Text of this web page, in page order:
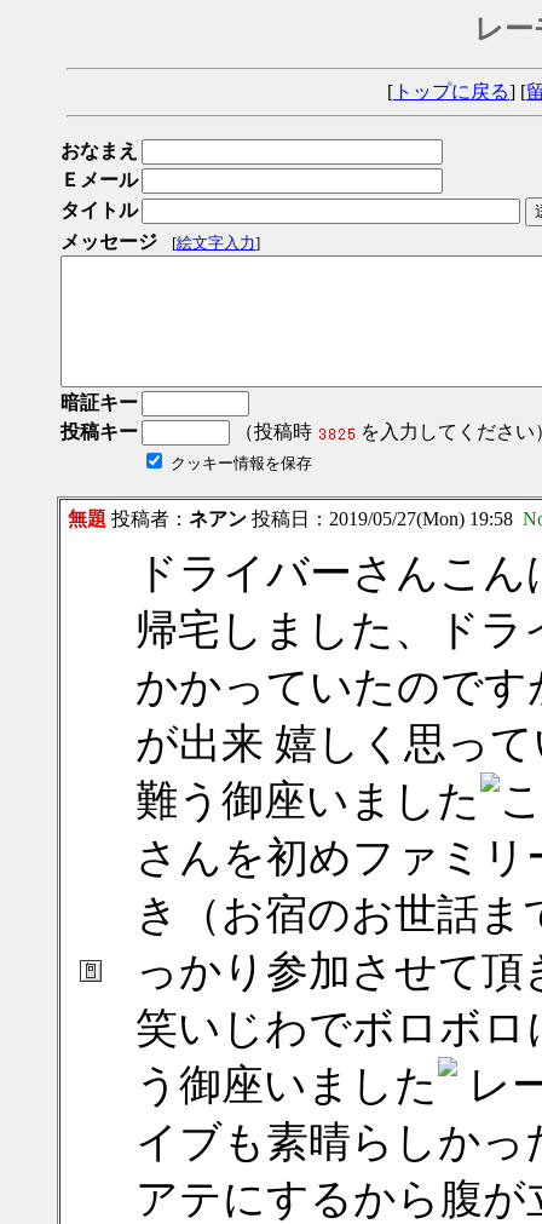
レ
[ トップに戻る] [
おなまえ
Ｅメール
タイトル
メッセージ
[絵文字入力]
暗証キー
投稿キー
（投稿時 を入力してください
クッキー情報を保存
無題 投稿者： ネアン 投稿日：2019/05/27(Mon) 19:58
ドライバーさんこ
帰宅しました、ド
かかっていたので
が出来 嬉しく思っ
難う御座いました
さんを初めファミ
き（お宿のお世話
っかり参加させて
笑いじわでボロボ
う御座いました
レ
イブも素晴らしか
アテにするから腹